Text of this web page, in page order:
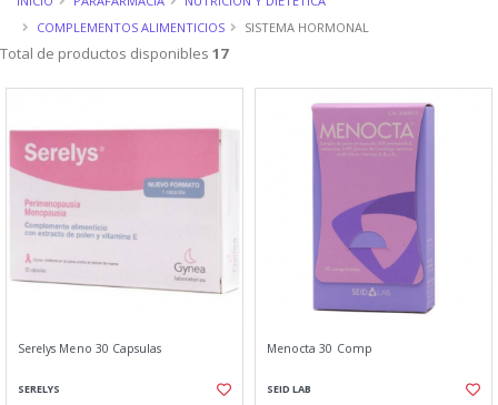
COMPLEMENTOS ALIMENTICIOS
SISTEMA HORMONAL
Total de productos disponibles 17
Serelys Meno 30 Capsulas
SERELYS
Menocta 30 Comp
SEID LAB